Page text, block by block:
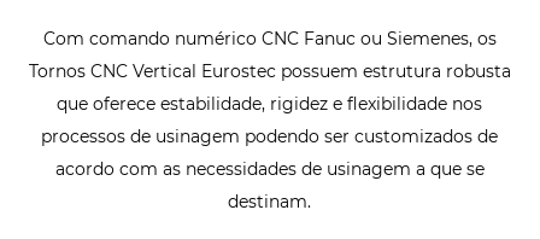
Com comando numérico CNC Fanuc ou Siemenes, os
Tornos CNC Vertical Eurostec possuem estrutura robusta
que oferece estabilidade, rigidez e flexibilidade nos
processos de usinagem podendo ser customizados de
acordo com as necessidades de usinagem a que se
destinam.